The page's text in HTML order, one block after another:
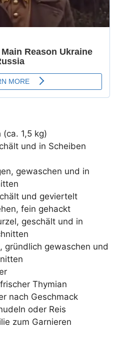
(ca. 1,5 kg)
und in Scheiben
gewaschen und in
und geviertelt
fein gehackt
geschält und in
gründlich gewaschen und
Thymian
nach Geschmack
oder Reis
zum Garnieren